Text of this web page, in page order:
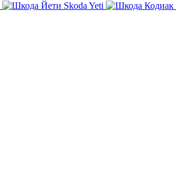
Skoda Yeti